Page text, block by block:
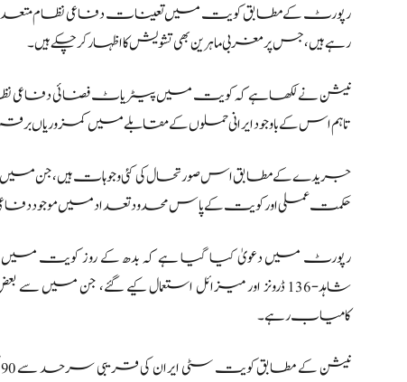
رپورٹ کے مطابق کویت میں تعینات دفاعی نظام متعدد مواقع پر
رہے ہیں، جس پر مغربی ماہرین بھی تشویش کا اظہار کر چکے ہیں۔
نیشن نے لکھا ہے کہ کویت میں پیٹریاٹ فضائی دفاعی
تاہم اس کے باوجود ایرانی حملوں کے مقابلے میں کمزوریاں
جریدے کے مطابق اس صورتحال کی کئی وجوہات ہیں، جن میں
حکمت عملی اور کویت کے پاس محدود تعداد میں موجود
شاہد-136 ڈرونز اور میزائل استعمال کیے گئے، جن
کامیاب رہے۔